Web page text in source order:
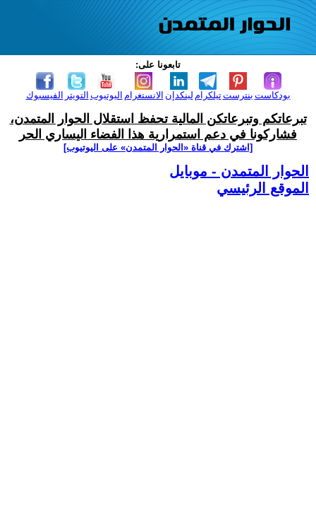
تابعونا على:
الفيسبوك التويتر اليوتيوب الانستغرام لينكدإن تيلكرامبنترست بودكاست
تبرعاتكم وتبرعاتكن المالية تحفظ استقلال الحوار المتمدن،
فشاركونا في دعم استمرارية هذا الفضاء اليساري الحر
[اشترك في قناة ‫«الحوار المتمدن» على اليوتيوب]
الحوار المتمدن - موبايل
الموقع الرئيسي